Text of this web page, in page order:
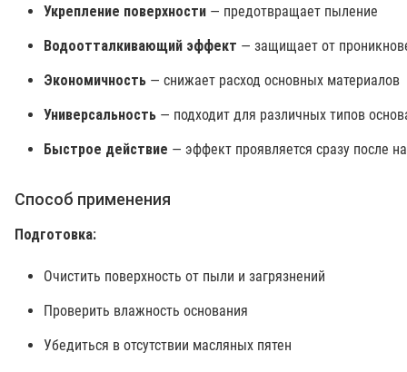
Укрепление поверхности — предотвращает пыление
Водоотталкивающий эффект — защищает от
Экономичность — снижает расход основных материалов
Универсальность — подходит для различных типов
Быстрое действие — эффект проявляется сразу после
Способ применения
Подготовка:
Очистить поверхность от пыли и загрязнений
Проверить влажность основания
Убедиться в отсутствии масляных пятен